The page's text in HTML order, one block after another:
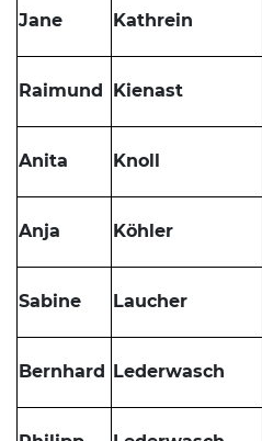
Jane Kathrein
Raimund Kienast
Anita Knoll
Anja Köhler
Sabine Laucher
Bernhard Lederwasch